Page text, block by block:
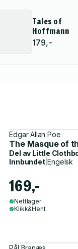
Tales of
Hoffmann
179,-
Edgar Allan Poe
The Masque of
Del av Little
Innbundet|Engelsk
169,-
Nettlager
Klikk&Hent